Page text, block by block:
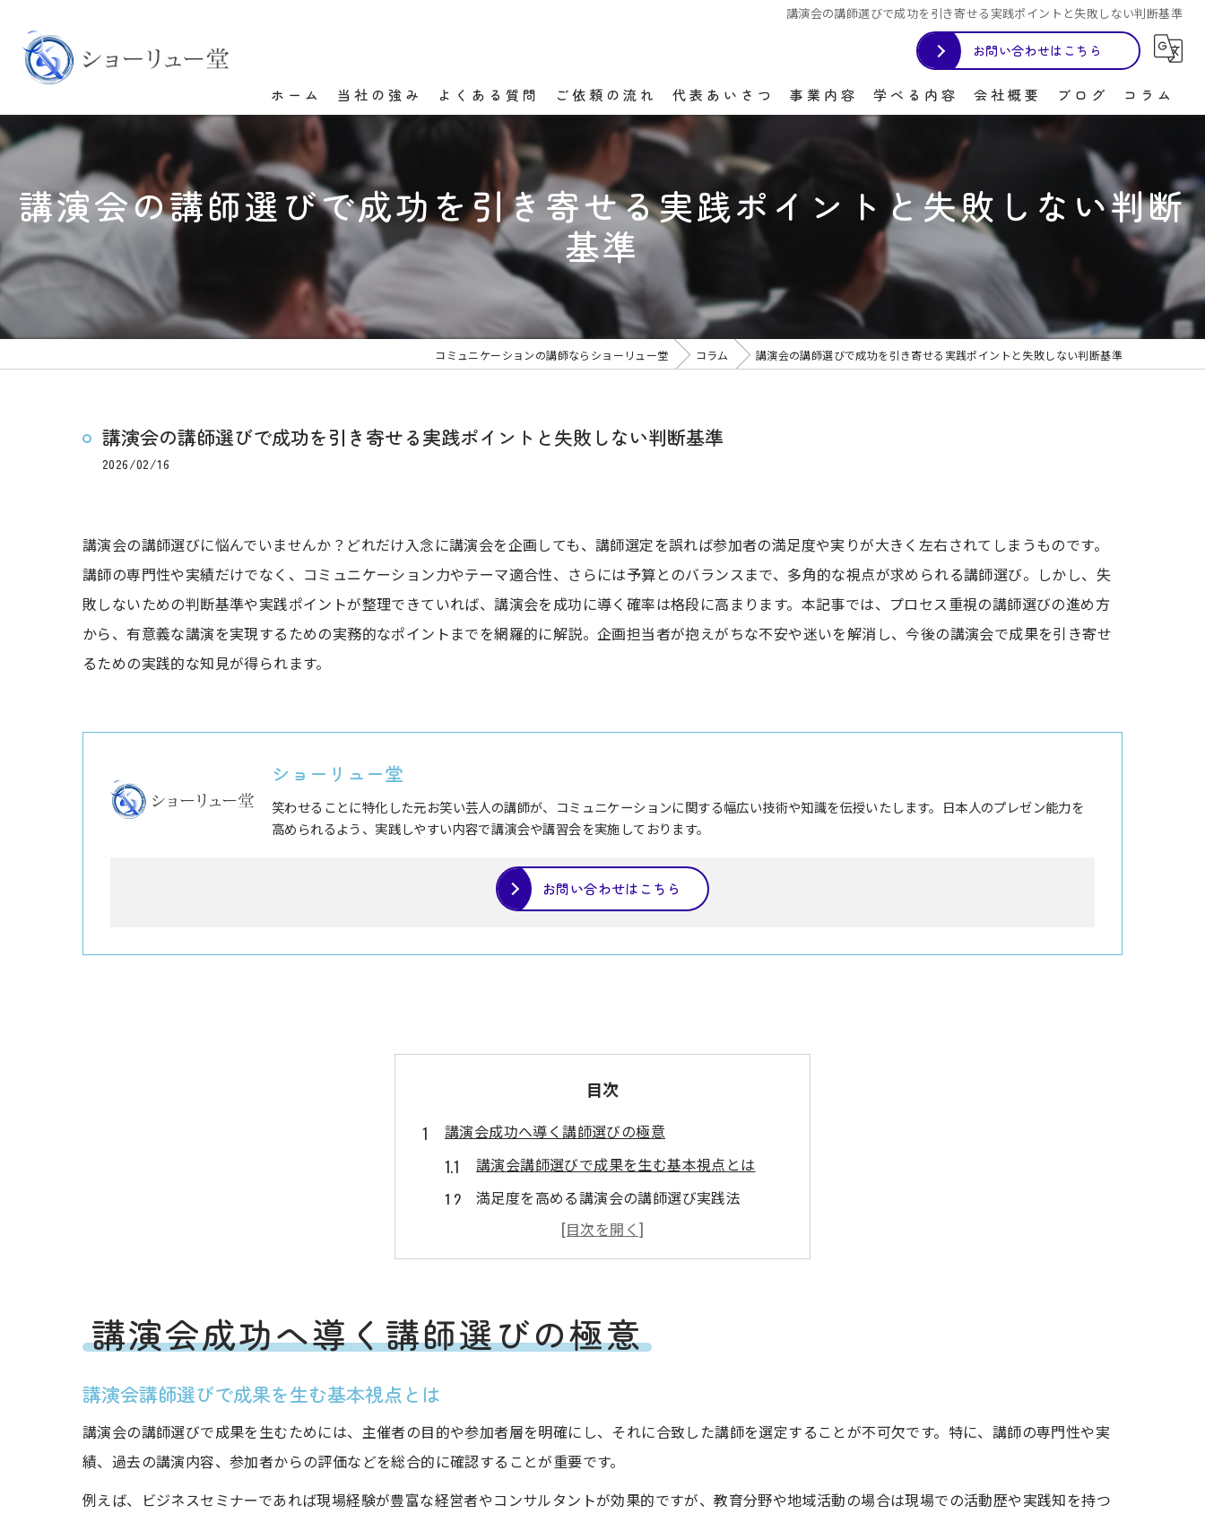
講演会の講師選びで成功を引き寄せる実践ポイントと失敗しない判断基準
お問い合わせはこちら
ホーム 当社の強み よくある質問 ご依頼の流れ 代表あいさつ 事業内容 学べる内容
接客
笑い
会社概要 ブログ コラム
講演会の講師選びで成功を引き寄せる実践ポイントと失敗しない判断
基準
コミュニケーションの講師ならショーリュー堂 コラム 講演会の講師選びで成功を引き寄せる実践ポイントと失敗しない判断基準
講演会の講師選びで成功を引き寄せる実践ポイントと失敗しない判断基準
2026/02/16
講演会の講師選びに悩んでいませんか？どれだけ入念に講演会を企画しても、講師選定を誤れば参加者の満足度や実りが大きく左右されてしまうものです。
講師の専門性や実績だけでなく、コミュニケーション力やテーマ適合性、さらには予算とのバランスまで、多角的な視点が求められる講師選び。しかし、失
敗しないための判断基準や実践ポイントが整理できていれば、講演会を成功に導く確率は格段に高まります。本記事では、プロセス重視の講師選びの進め方
から、有意義な講演を実現するための実務的なポイントまでを網羅的に解説。企画担当者が抱えがちな不安や迷いを解消し、今後の講演会で成果を引き寄せ
るための実践的な知見が得られます。
ショーリュー堂
笑わせることに特化した元お笑い芸人の講師が、コミュニケーションに関する幅広い技術や知識を伝授いたします。日本人のプレゼン能力を
高められるよう、実践しやすい内容で講演会や講習会を実施しております。
お問い合わせはこちら
目次
講演会成功へ導く講師選びの極意
講演会講師選びで成果を生む基本視点とは
満足度を高める講演会の講師選び実践法
講演会成功と講師選びの関係を徹底解説
目的に合う講演会講師選びの進め方のコツ
専門性を活かす講演会講師の見極め方
講演会テーマに合う講師選びのチェック法
講演会講師の専門分野を的確に判断する方法
講演会で人気講師を選ぶ際のポイント
講演会成功へ導く講師選びの極意
講演会講師選びで成果を生む基本視点とは
講演会の講師選びで成果を生むためには、主催者の目的や参加者層を明確にし、それに合致した講師を選定することが不可欠です。特に、講師の専門性や実
績、過去の講演内容、参加者からの評価などを総合的に確認することが重要です。
例えば、ビジネスセミナーであれば現場経験が豊富な経営者やコンサルタントが効果的ですが、教育分野や地域活動の場合は現場での活動歴や実践知を持つ